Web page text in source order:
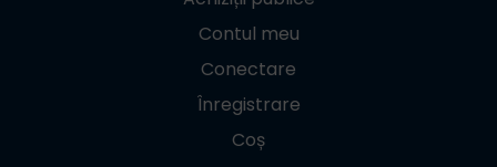
Contul meu
Conectare
Înregistrare
Coș